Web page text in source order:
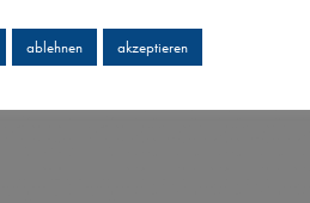
ablehnen akzeptieren